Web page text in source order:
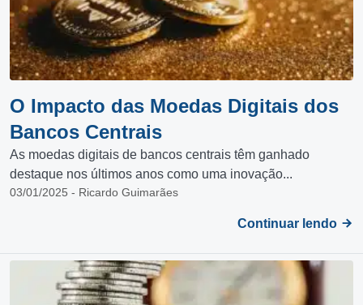
O Impacto das Moedas Digitais dos
Bancos Centrais
As moedas digitais de bancos centrais têm ganhado
destaque nos últimos anos como uma inovação...
03/01/2025 - Ricardo Guimarães
Continuar lendo